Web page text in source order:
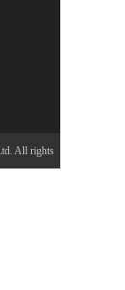
All rights